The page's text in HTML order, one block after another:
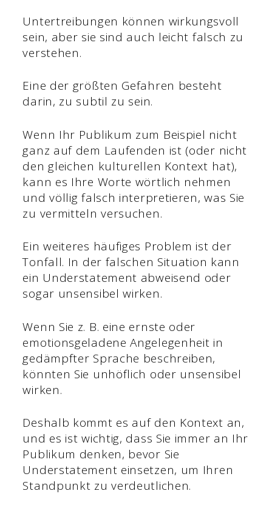
Untertreibungen können wirkungsvoll
sein, aber sie sind auch leicht falsch zu
verstehen.
Eine der größten Gefahren besteht
darin, zu subtil zu sein.
Wenn Ihr Publikum zum Beispiel nicht
ganz auf dem Laufenden ist (oder nicht
den gleichen kulturellen Kontext hat),
kann es Ihre Worte wörtlich nehmen
und völlig falsch interpretieren, was Sie
zu vermitteln versuchen.
Ein weiteres häufiges Problem ist der
Tonfall. In der falschen Situation kann
ein Understatement abweisend oder
sogar unsensibel wirken.
Wenn Sie z. B. eine ernste oder
emotionsgeladene Angelegenheit in
gedämpfter Sprache beschreiben,
könnten Sie unhöflich oder unsensibel
wirken.
Deshalb kommt es auf den Kontext an,
und es ist wichtig, dass Sie immer an Ihr
Publikum denken, bevor Sie
Understatement einsetzen, um Ihren
Standpunkt zu verdeutlichen.